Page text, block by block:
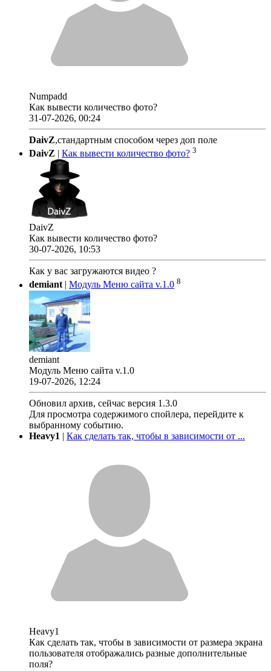
Numpadd
Как вывести количество фото?
31-07-2026, 00:24
DaivZ,стандартным способом через доп поле
DaivZ | Как вывести количество фото? 3
DaivZ
Как вывести количество фото?
30-07-2026, 10:53
Как у вас загружаются видео ?
demiant| Модуль Меню сайта v.1.0 8
demiant
Модуль Меню сайта v.1.0
19-07-2026, 12:24
Обновил архив, сейчас версия 1.3.0
Для просмотра содержимого спойлера, перейдите к
выбранному событию.
Heavy1 | Как сделать так, чтобы в зависимости от ...
Heavy1
Как сделать так, чтобы в зависимости от размера экрана
пользователя отображались разные дополнительные
поля?